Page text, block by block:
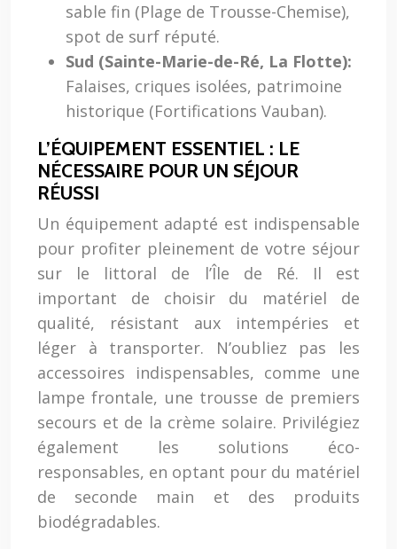
sable fin (Plage de Trousse-Chemise),
spot de surf réputé.
Sud (Sainte-Marie-de-Ré, La Flotte):
Falaises, criques isolées, patrimoine
historique (Fortifications Vauban).
L’ÉQUIPEMENT ESSENTIEL : LE
NÉCESSAIRE POUR UN SÉJOUR
RÉUSSI
Un équipement adapté est indispensable
pour profiter pleinement de votre séjour
sur le littoral de l’Île de Ré. Il est
important de choisir du matériel de
qualité, résistant aux intempéries et
léger à transporter. N’oubliez pas les
accessoires indispensables, comme une
lampe frontale, une trousse de premiers
secours et de la crème solaire. Privilégiez
également les solutions éco-
responsables, en optant pour du matériel
de seconde main et des produits
biodégradables.